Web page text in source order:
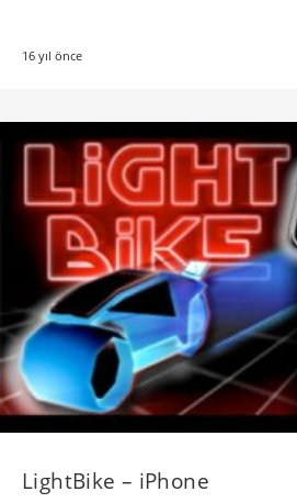
16 yıl önce
LightBike – iPhone